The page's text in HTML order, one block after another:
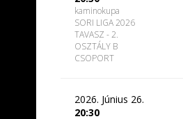
kaminokupa
SORI LIGA 2026
TAVASZ - 2.
OSZTÁLY B
CSOPORT
2026. Június 26.
20:30